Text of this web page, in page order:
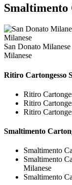
Smaltimento
San Donato
Milanese
Ritiro Cartongesso
Ritiro
Ritiro
Ritiro
Smaltimento
Smaltimento
Smaltimento
Milanese
Smaltimento